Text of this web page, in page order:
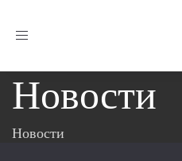
Toggle
Новости
Новости